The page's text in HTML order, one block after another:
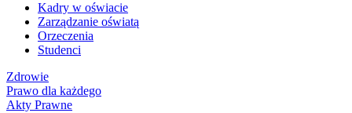
Kadry w oświacie
Zarządzanie oświatą
Orzeczenia
Studenci
Zdrowie
Prawo dla każdego
Akty Prawne